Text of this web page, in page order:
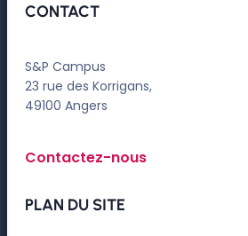
CONTACT
S&P Campus
23 rue des Korrigans,
49100 Angers
Contactez-nous
PLAN DU SITE